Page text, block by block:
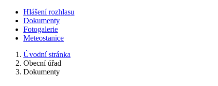
Hlášení rozhlasu
Dokumenty
Fotogalerie
Meteostanice
Úvodní stránka
Obecní úřad
Dokumenty